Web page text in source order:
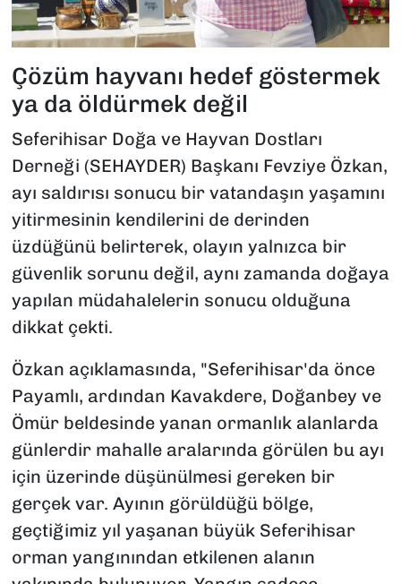
Çözüm hayvanı hedef göstermek
ya da öldürmek değil
Seferihisar Doğa ve Hayvan Dostları
Derneği (SEHAYDER) Başkanı Fevziye Özkan,
ayı saldırısı sonucu bir vatandaşın yaşamını
yitirmesinin kendilerini de derinden
üzdüğünü belirterek, olayın yalnızca bir
güvenlik sorunu değil, aynı zamanda doğaya
yapılan müdahalelerin sonucu olduğuna
dikkat çekti.
Özkan açıklamasında, "Seferihisar'da önce
Payamlı, ardından Kavakdere, Doğanbey ve
Ömür beldesinde yanan ormanlık alanlarda
günlerdir mahalle aralarında görülen bu ayı
için üzerinde düşünülmesi gereken bir
gerçek var. Ayının görüldüğü bölge,
geçtiğimiz yıl yaşanan büyük Seferihisar
orman yangınından etkilenen alanın